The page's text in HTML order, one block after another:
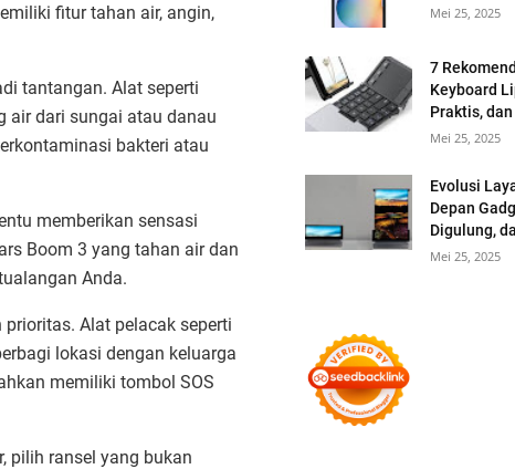
fitur tahan air, angin,
tantangan. Alat seperti
air dari sungai atau danau
bakteri atau
memberikan sensasi
Boom 3 yang tahan air dan
Anda.
Alat pelacak seperti
lokasi dengan keluarga
memiliki tombol SOS
pilih ransel yang bukan
Mei 25, 2025
7
Keyboard
Praktis,
Mei 25, 2025
Evolusi
Depan
Digulung,
Mei 25, 2025